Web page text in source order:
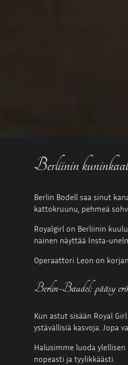
Berliinin
Berlin Bodell saa sinut
kattokruunu, pehmeä
Royalgirl on Berliinin
nainen näyttää Insta-
Operaattori Leon on
Berlin-Baudel: pääsy
Kun astut sisään Royal
ystävällisiä kasvoja. Jopa
Halusimme luoda
nopeasti ja tyylikkäästi.